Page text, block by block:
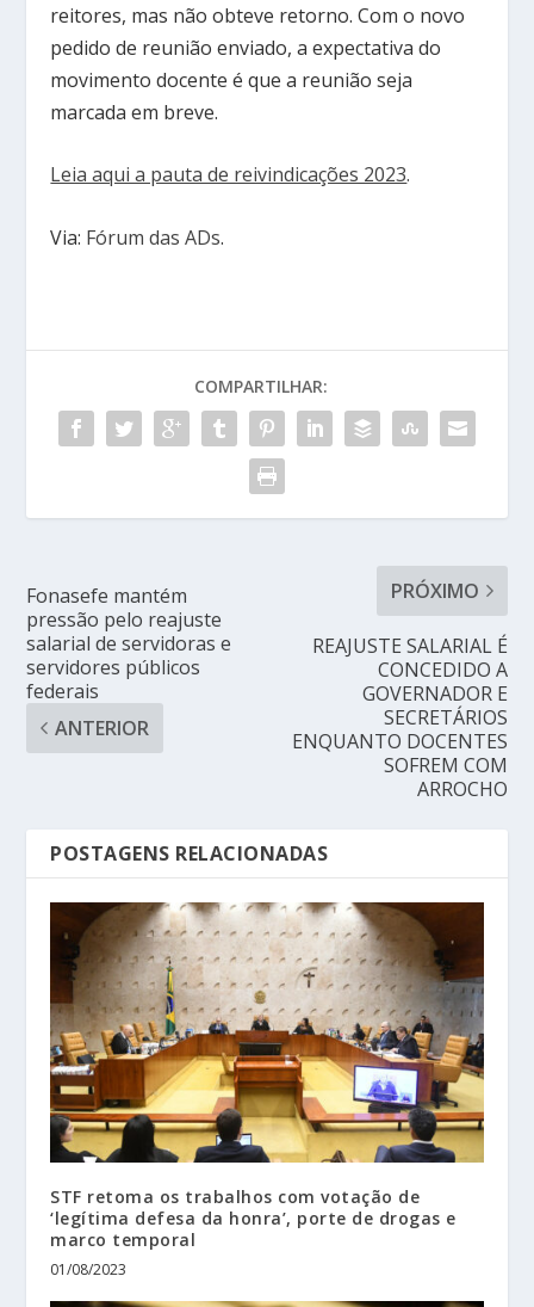
reitores, mas não obteve retorno. Com o novo
pedido de reunião enviado, a expectativa do
movimento docente é que a reunião seja
marcada em breve.
Leia aqui a pauta de reivindicações 2023.
Via: Fórum das ADs.
COMPARTILHAR:
Fonasefe mantém
pressão pelo reajuste
salarial de servidoras e
servidores públicos
federais
ANTERIOR
PRÓXIMO
REAJUSTE SALARIAL É
CONCEDIDO A
GOVERNADOR E
SECRETÁRIOS
ENQUANTO DOCENTES
SOFREM COM
ARROCHO
POSTAGENS RELACIONADAS
STF retoma os trabalhos com votação de
‘legítima defesa da honra’, porte de drogas e
marco temporal
01/08/2023